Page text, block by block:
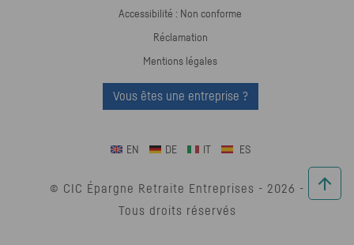
Accessibilité : Non conforme
Réclamation
Mentions légales
Vous êtes une entreprise ?
EN DE ES
© CIC Épargne Retraite Entreprises - 2026 -
Tous droits réservés